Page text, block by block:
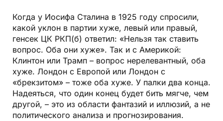
Когда у Иосифа Сталина в 1925 году спросили,
какой уклон в партии хуже, левый или правый,
генсек ЦК РКП(б) ответил: «Нельзя так ставить
вопрос. Оба они хуже». Так и с Америкой:
Клинтон или Трамп – вопрос нерелевантный, оба
хуже. Лондон с Европой или Лондон с
«брекзитом» – тоже оба хуже. У палки два конца.
Надеяться, что один конец будет бить мягче, чем
другой, – это из области фантазий и иллюзий, а не
политического анализа и прогнозирования.